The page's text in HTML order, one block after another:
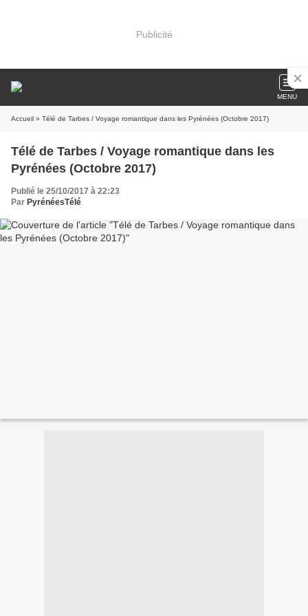
Publicité
MENU
Accueil » Télé de Tarbes / Voyage romantique dans les Pyrénées (Octobre 2017)
Télé de Tarbes / Voyage romantique dans les
Pyrénées (Octobre 2017)
Publié le 25/10/2017 à 22:23
Par PyrénéesTélé